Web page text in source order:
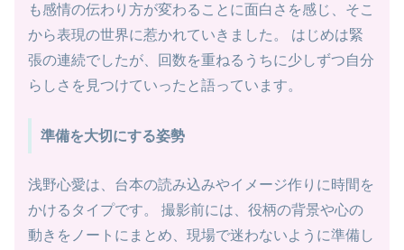
も感情の伝わり方が変わることに面白さを感じ、そこ
から表現の世界に惹かれていきました。 はじめは緊
張の連続でしたが、回数を重ねるうちに少しずつ自分
らしさを見つけていったと語っています。
準備を大切にする姿勢
浅野心愛は、台本の読み込みやイメージ作りに時間を
かけるタイプです。 撮影前には、役柄の背景や心の
動きをノートにまとめ、現場で迷わないように準備し